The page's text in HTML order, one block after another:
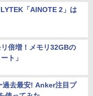
「AINOTE 2」は
倍増！メモリ32GBの
ト」
去最安! Anker注目プ